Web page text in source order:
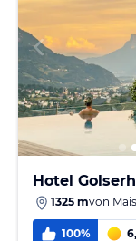
Hotel
1325 mvon
100%